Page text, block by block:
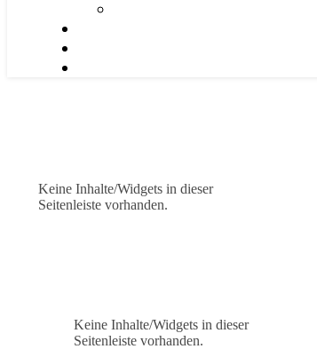
Keine Inhalte/Widgets in dieser
Seitenleiste vorhanden.
Keine Inhalte/Widgets in dieser
Seitenleiste vorhanden.